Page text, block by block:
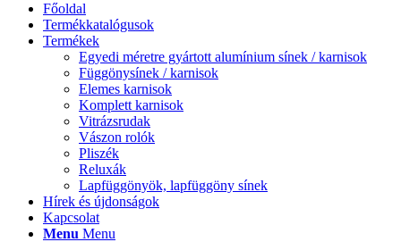
Főoldal
Termékkatalógusok
Termékek
Egyedi méretre gyártott alumínium sínek / karnisok
Függönysínek / karnisok
Elemes karnisok
Komplett karnisok
Vitrázsrudak
Vászon rolók
Pliszék
Reluxák
Lapfüggönyök, lapfüggöny sínek
Hírek és újdonságok
Kapcsolat
Menu Menu